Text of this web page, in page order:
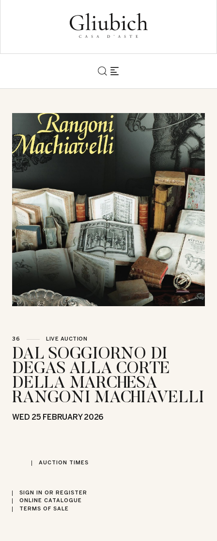
36 LIVE AUCTION
DAL SOGGIORNO DI
DEGAS ALLA CORTE
DELLA MARCHESA
RANGONI MACHIAVELLI
WED 25 FEBRUARY 2026
AUCTION TIMES
SIGN IN OR REGISTER
ONLINE CATALOGUE
TERMS OF SALE